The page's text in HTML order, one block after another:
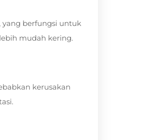
berfungsi untuk
mudah kering.
kerusakan